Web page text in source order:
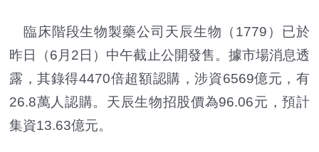
臨床階段生物製藥公司天辰生物（1779）已於
昨日（6月2日）中午截止公開發售。據市場消息透
露，其錄得4470倍超額認購，涉資6569億元，有
26.8萬人認購。天辰生物招股價為96.06元，預計
集資13.63億元。